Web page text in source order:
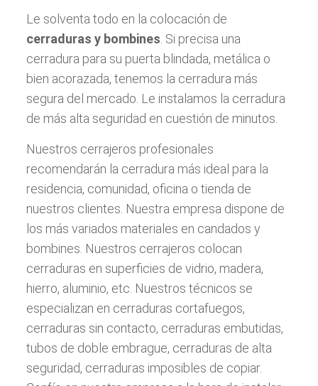
Le solventa todo en la colocación de
cerraduras y bombines. Si precisa una
cerradura para su puerta blindada, metálica o
bien acorazada, tenemos la cerradura más
segura del mercado. Le instalamos la cerradura
de más alta seguridad en cuestión de minutos.
Nuestros cerrajeros profesionales
recomendarán la cerradura más ideal para la
residencia, comunidad, oficina o tienda de
nuestros clientes. Nuestra empresa dispone de
los más variados materiales en candados y
bombines. Nuestros cerrajeros colocan
cerraduras en superficies de vidrio, madera,
hierro, aluminio, etc. Nuestros técnicos se
especializan en cerraduras cortafuegos,
cerraduras sin contacto, cerraduras embutidas,
tubos de doble embrague, cerraduras de alta
seguridad, cerraduras imposibles de copiar.